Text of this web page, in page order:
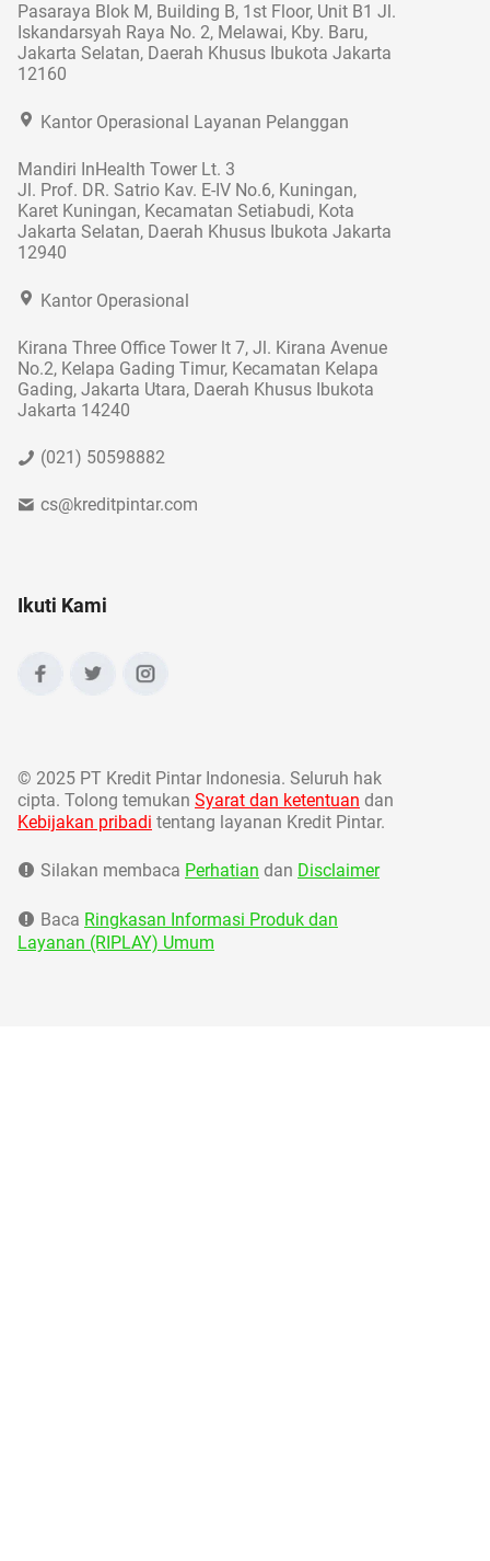
Pasaraya Blok M, Building B, 1st Floor, Unit B1 Jl.
Iskandarsyah Raya No. 2, Melawai, Kby. Baru,
Jakarta Selatan, Daerah Khusus Ibukota Jakarta
12160
Kantor Operasional Layanan Pelanggan
Mandiri InHealth Tower Lt. 3
Jl. Prof. DR. Satrio Kav. E-IV No.6, Kuningan,
Karet Kuningan, Kecamatan Setiabudi, Kota
Jakarta Selatan, Daerah Khusus Ibukota Jakarta
12940
Kantor Operasional
Kirana Three Office Tower lt 7, Jl. Kirana Avenue
No.2, Kelapa Gading Timur, Kecamatan Kelapa
Gading, Jakarta Utara, Daerah Khusus Ibukota
Jakarta 14240
(021) 50598882
cs@kreditpintar.com
Ikuti Kami
© 2025 PT Kredit Pintar Indonesia. Seluruh hak
cipta. Tolong temukan Syarat dan ketentuan dan
Kebijakan pribadi tentang layanan Kredit Pintar.
Silakan membaca Perhatian dan Disclaimer
Baca Ringkasan Informasi Produk dan
Layanan (RIPLAY) Umum